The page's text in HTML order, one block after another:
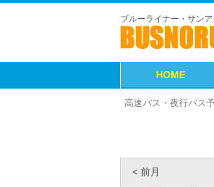
ブルーライナー・サン
HOME
高速バス・夜行バス
< 前月